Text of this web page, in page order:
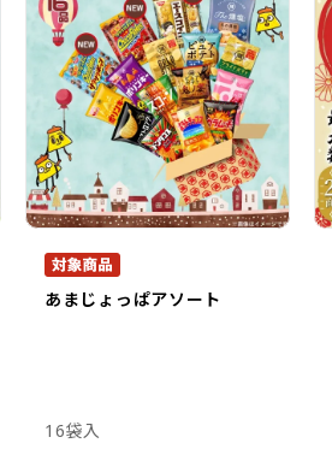
あまじょっぱアソート
16袋入